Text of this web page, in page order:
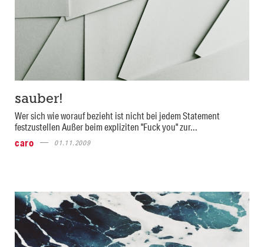
sauber!
Wer sich wie worauf bezieht ist nicht bei jedem Statement
festzustellen Außer beim expliziten "Fuck you" zur...
caro
01.11.2009